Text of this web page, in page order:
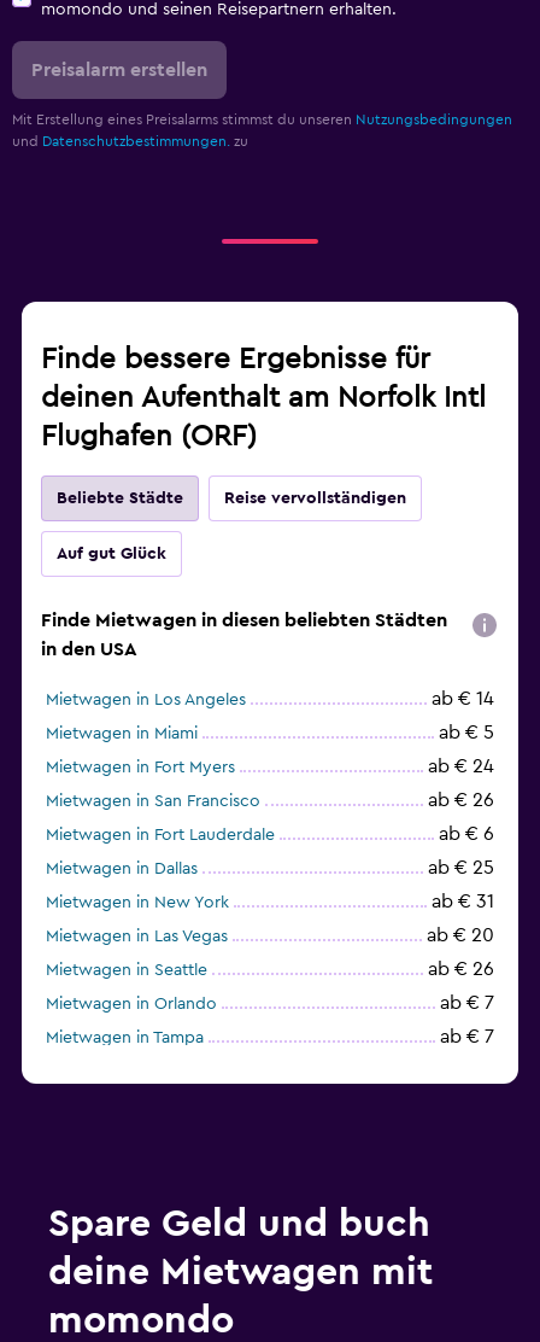
momondo und seinen Reisepartnern erhalten.
Preisalarm erstellen
Mit Erstellung eines Preisalarms stimmst du unseren Nutzungsbedingungen
und Datenschutzbestimmungen. zu
Finde bessere Ergebnisse für
deinen Aufenthalt am Norfolk Intl
Flughafen (ORF)
Beliebte Städte Reise vervollständigen
Auf gut Glück
Finde Mietwagen in diesen beliebten Städten
in den USA
Mietwagen in Los Angeles ab € 14
Mietwagen in Miami ab € 5
Mietwagen in Fort Myers ab € 24
Mietwagen in San Francisco ab € 26
Mietwagen in Fort Lauderdale ab € 6
Mietwagen in Dallas ab € 25
Mietwagen in New York ab € 31
Mietwagen in Las Vegas ab € 20
Mietwagen in Seattle ab € 26
Mietwagen in Orlando ab € 7
Mietwagen in Tampa ab € 7
Spare Geld und buch
deine Mietwagen mit
momondo